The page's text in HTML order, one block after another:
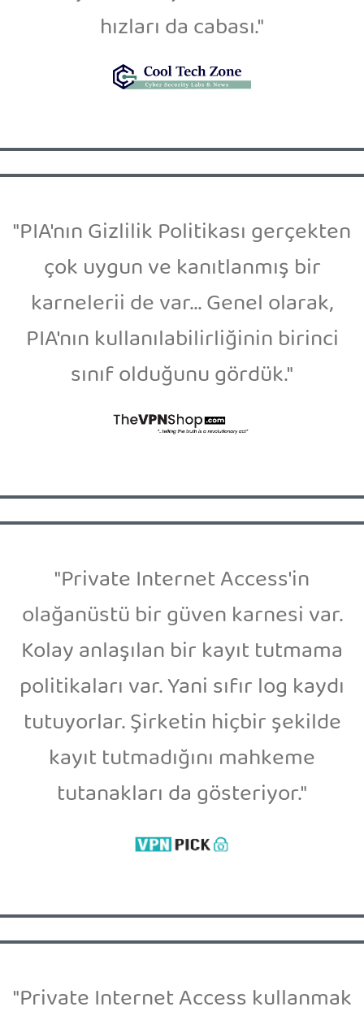
hızları da cabası."
"PIA'nın Gizlilik Politikası gerçekten
çok uygun ve kanıtlanmış bir
karnelerii de var... Genel olarak,
PIA'nın kullanılabilirliğinin birinci
sınıf olduğunu gördük."
"Private Internet Access'in
olağanüstü bir güven karnesi var.
Kolay anlaşılan bir kayıt tutmama
politikaları var. Yani sıfır log kaydı
tutuyorlar. Şirketin hiçbir şekilde
kayıt tutmadığını mahkeme
tutanakları da gösteriyor."
"Private Internet Access kullanmak